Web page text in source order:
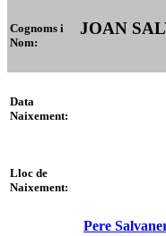
Cognoms i
Nom:
JOAN
Data
Naixement:
Lloc de
Naixement:
Pere